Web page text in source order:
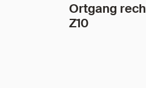
Ortgang
Z10